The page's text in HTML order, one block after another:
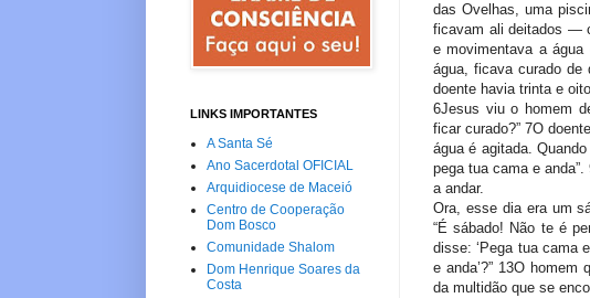
das Ovelhas, uma
ficavam ali deitados —
e movimentava a
água, ficava curado de
doente havia trinta e
6Jesus viu o homem
ficar curado?” 7O
água é agitada.
pega tua cama e
a andar.
Ora, esse dia era um
“É sábado! Não te é
disse: ‘Pega tua cama
e anda’?” 13O
da multidão que se
LINKS IMPORTANTES
A Santa Sé
Ano Sacerdotal OFICIAL
Arquidiocese de Maceió
Centro de Cooperação
Dom Bosco
Comunidade Shalom
Dom Henrique Soares da
Costa